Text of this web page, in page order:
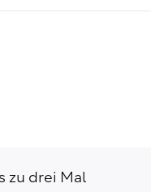
du unter https://www.siemens-
zu drei Mal